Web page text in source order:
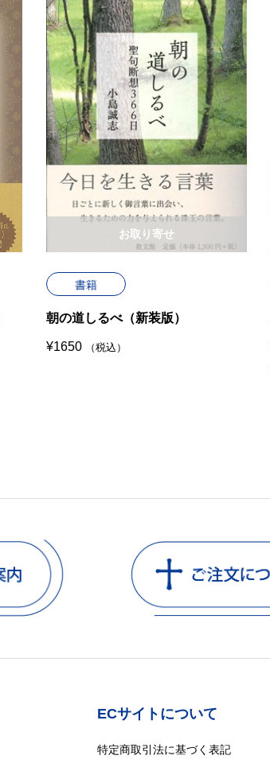
書籍
朝の道しるべ（新装版）
¥1650 （税込）
お取り寄せ
ECサイトについて
特定商取引法に基づく表記